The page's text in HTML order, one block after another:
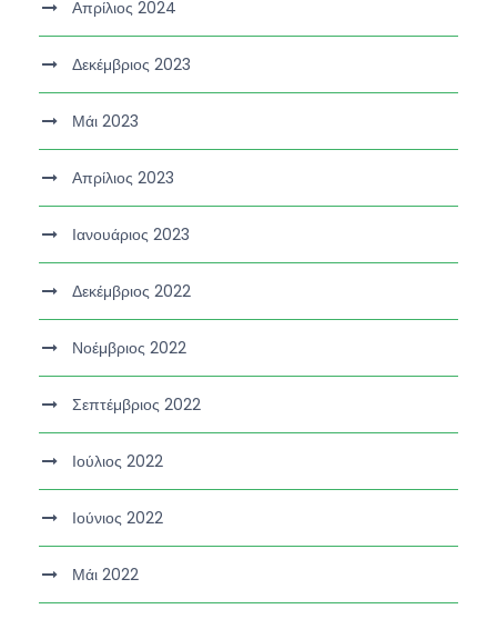
Απρίλιος 2024
Δεκέμβριος 2023
Μάι 2023
Απρίλιος 2023
Ιανουάριος 2023
Δεκέμβριος 2022
Νοέμβριος 2022
Σεπτέμβριος 2022
Ιούλιος 2022
Ιούνιος 2022
Μάι 2022